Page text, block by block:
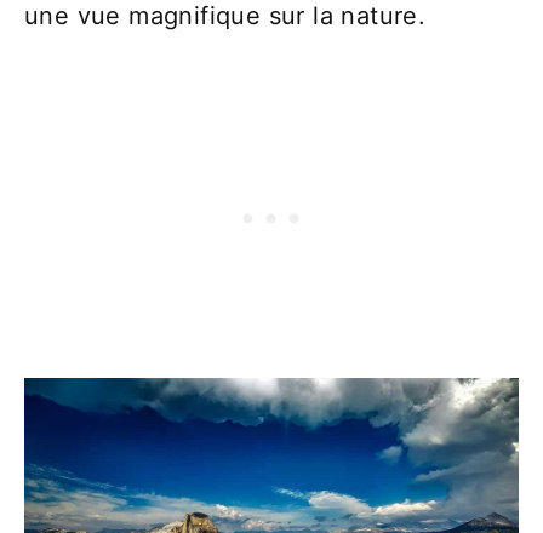
une vue magnifique sur la nature.